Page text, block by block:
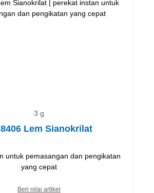
3 g
Lem Sianokrilat
untuk pemasangan dan pengikatan
yang cepat
Beri nilai artikel